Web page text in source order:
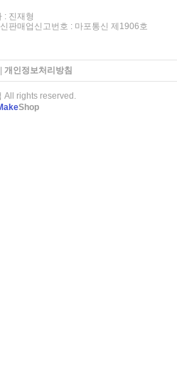
: 진재형
판매업신고번호 : 마포통신 제1906호
개인정보처리방침
rights reserved.
Shop